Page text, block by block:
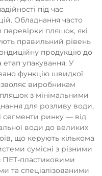
під час
Обладнання часто
пляшок, які
правильний рівень
продукцію до
етап упакування. У
функцію швидкої
виробникам
з мінімальними
для розливу води,
сегменти ринку — від
води до великих
що керують кількома
сумісні з різними
ПЕТ-пластиковими
та спеціалізованими